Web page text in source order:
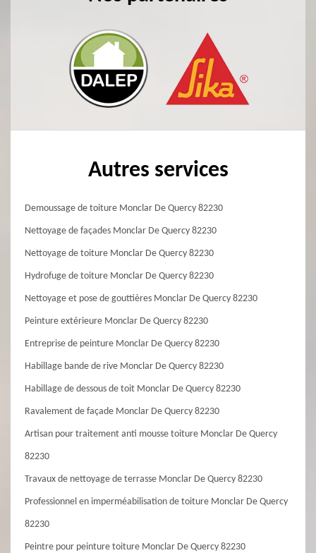
Autres services
Demoussage de toiture Monclar De Quercy 82230
Nettoyage de façades Monclar De Quercy 82230
Nettoyage de toiture Monclar De Quercy 82230
Hydrofuge de toiture Monclar De Quercy 82230
Nettoyage et pose de gouttières Monclar De Quercy 82230
Peinture extérieure Monclar De Quercy 82230
Entreprise de peinture Monclar De Quercy 82230
Habillage bande de rive Monclar De Quercy 82230
Habillage de dessous de toit Monclar De Quercy 82230
Ravalement de façade Monclar De Quercy 82230
Artisan pour traitement anti mousse toiture Monclar De Quercy
82230
Travaux de nettoyage de terrasse Monclar De Quercy 82230
Professionnel en imperméabilisation de toiture Monclar De Quercy
82230
Peintre pour peinture toiture Monclar De Quercy 82230